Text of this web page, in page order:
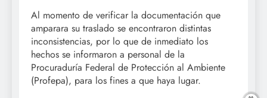
Al momento de verificar la documentación que
amparara su traslado se encontraron distintas
inconsistencias, por lo que de inmediato los
hechos se informaron a personal de la
Procuraduría Federal de Protección al Ambiente
(Profepa), para los fines a que haya lugar.